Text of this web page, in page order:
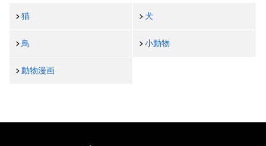
猫 犬
鳥 小動物
動物漫画